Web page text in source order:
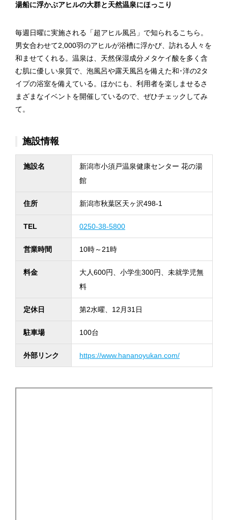
湯船に浮かぶアヒルの大群と天然温泉にほっこり
毎週日曜に実施される「超アヒル風呂」で知られるこちら。
男女合わせて2,000羽のアヒルが浴槽に浮かび、訪れる人々を
和ませてくれる。温泉は、天然保湿成分メタケイ酸を多く含
む肌に優しい泉質で、泡風呂や露天風呂を備えた和･洋の2タ
イプの浴室を備えている。ほかにも、利用者を楽しませるさ
まざまなイベントを開催しているので、ぜひチェックしてみ
て。
施設情報
施設名
新潟市小須戸温泉健康センター 花の湯
館
住所 新潟市秋葉区天ヶ沢498-1
TEL 0250-38-5800
営業時間 10時～21時
料金
大人600円、小学生300円、未就学児無
料
定休日 第2水曜、12月31日
駐車場 100台
外部リンク https://www.hananoyukan.com/